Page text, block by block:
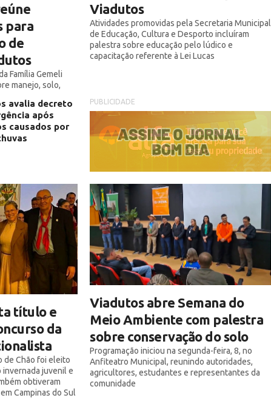
para
de
Família Gemeli
manejo, solo,
à produção de
avalia decreto
após
causados por
Viadutos
Atividades promovidas pela Secretaria Municipal
de Educação, Cultura e Desporto incluíram
palestra sobre educação pelo lúdico e
capacitação referente à Lei Lucas
PUBLICIDADE
título e
da
de Chão foi eleito
invernada juvenil e
obtiveram
Campinas do Sul
Viadutos abre Semana do
Meio Ambiente com palestra
sobre conservação do solo
Programação iniciou na segunda-feira, 8, no
Anfiteatro Municipal, reunindo autoridades,
agricultores, estudantes e representantes da
comunidade